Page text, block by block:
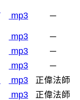
mp3 ─
mp3
─
mp3
─
mp3
─
mp3
正偉法師
mp3
正偉法師